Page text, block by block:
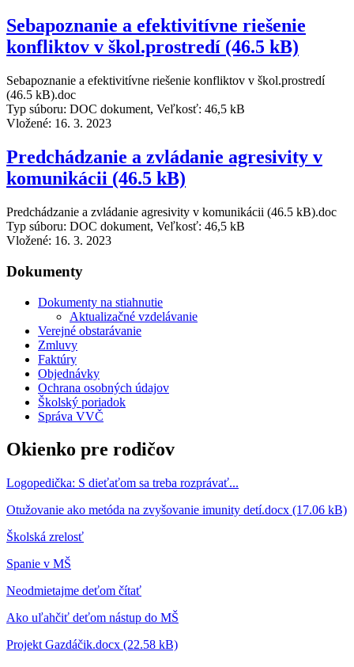
Sebapoznanie a efektivitívne riešenie
konfliktov v škol.prostredí (46.5 kB)
Sebapoznanie a efektivitívne riešenie konfliktov v škol.prostredí
(46.5 kB).doc
Typ súboru: DOC dokument, Veľkosť: 46,5 kB
Vložené: 16. 3. 2023
Predchádzanie a zvládanie agresivity v
komunikácii (46.5 kB)
Predchádzanie a zvládanie agresivity v komunikácii (46.5 kB).doc
Typ súboru: DOC dokument, Veľkosť: 46,5 kB
Vložené: 16. 3. 2023
Dokumenty
Dokumenty na stiahnutie
Aktualizačné vzdelávanie
Verejné obstarávanie
Zmluvy
Faktúry
Objednávky
Ochrana osobných údajov
Školský poriadok
Správa VVČ
Okienko pre rodičov
Logopedička: S dieťaťom sa treba rozprávať...
Otužovanie ako metóda na zvyšovanie imunity detí.docx (17.06 kB)
Školská zrelosť
Spanie v MŠ
Neodmietajme deťom čítať
Ako uľahčiť deťom nástup do MŠ
Projekt Gazdáčik.docx (22.58 kB)